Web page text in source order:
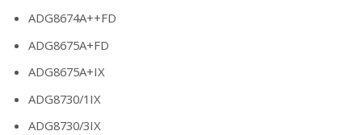
ADG8674A++FD
ADG8675A+FD
ADG8675A+IX
ADG8730/1IX
ADG8730/3IX